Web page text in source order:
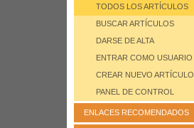
TODOS LOS ARTÍCULOS
BUSCAR ARTÍCULOS
DARSE DE ALTA
ENTRAR COMO USUARIO
CREAR NUEVO ARTÍCULO
PANEL DE CONTROL
ENLACES RECOMENDADOS